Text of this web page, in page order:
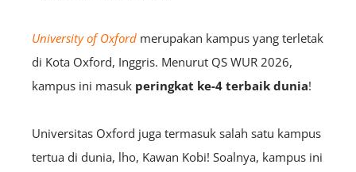
University of Oxford merupakan kampus yang terletak
di Kota Oxford, Inggris. Menurut QS WUR 2026,
kampus ini masuk peringkat ke-4 terbaik dunia!
Universitas Oxford juga termasuk salah satu kampus
tertua di dunia, lho, Kawan Kobi! Soalnya, kampus ini